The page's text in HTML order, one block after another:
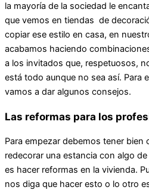
la mayoría de la sociedad le
que vemos en tiendas de
copiar ese estilo en casa, en
acabamos haciendo
a los invitados que, respetuosos,
está todo aunque no sea así. Para
vamos a dar algunos consejos.
Las reformas para los
Para empezar debemos tener bien
redecorar una estancia con algo
es hacer reformas en la vivienda.
nos diga que hacer esto o lo otro